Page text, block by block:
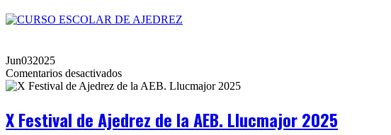
Jun032025
Comentarios desactivadosen
X
Ajedrez
X Festival de Ajedrez de la AEB. Llucmajor 2025